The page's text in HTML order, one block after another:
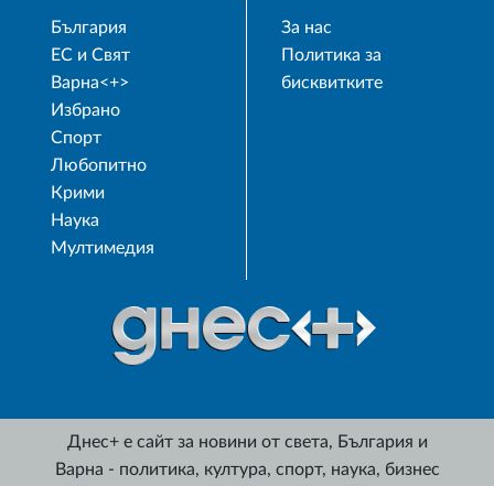
България
ЕС и Свят
Варна<+>
Избрано
Спорт
Любопитно
Крими
Наука
Мултимедия
За нас
Политика за
бисквитките
Днес+ е сайт за новини от света, България и
Варна - политика, култура, спорт, наука, бизнес